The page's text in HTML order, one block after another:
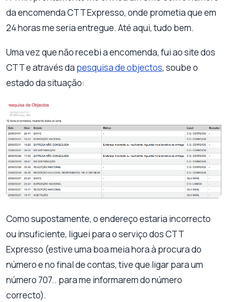
da encomenda CTT Expresso, onde prometia que em
24 horas me seria entregue. Até aqui, tudo bem.
Uma vez que não recebi a encomenda, fui ao site dos
CTT e através da pesquisa de objectos, soube o
estado da situação:
Como supostamente, o endereço estaria incorrecto
ou insuficiente, liguei para o serviço dos CTT
Expresso (estive uma boa meia hora à procura do
número e no final de contas, tive que ligar para um
número 707.. para me informarem do número
correcto).